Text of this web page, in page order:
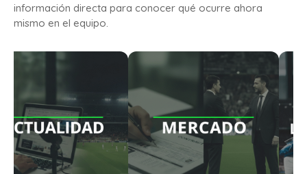
información directa para conocer qué ocurre ahora
mismo en el equipo.